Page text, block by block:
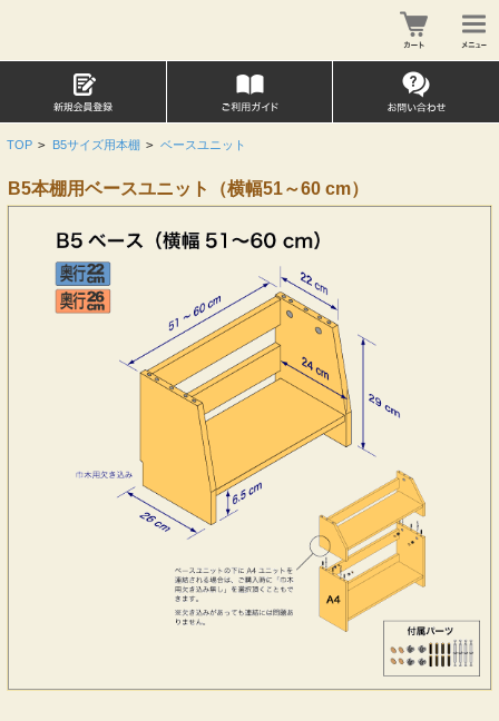
TOP > B5サイズ用本棚 > ベースユニット
B5本棚用ベースユニット（横幅51～60 cm）